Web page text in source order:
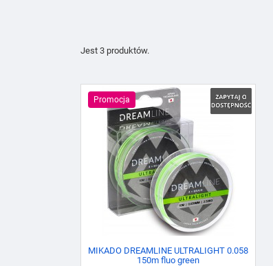
Jest 3 produktów.
Promocja
MIKADO DREAMLINE ULTRALIGHT 0.058
150m fluo green